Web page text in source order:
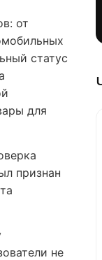
от
статус
для
признан
не